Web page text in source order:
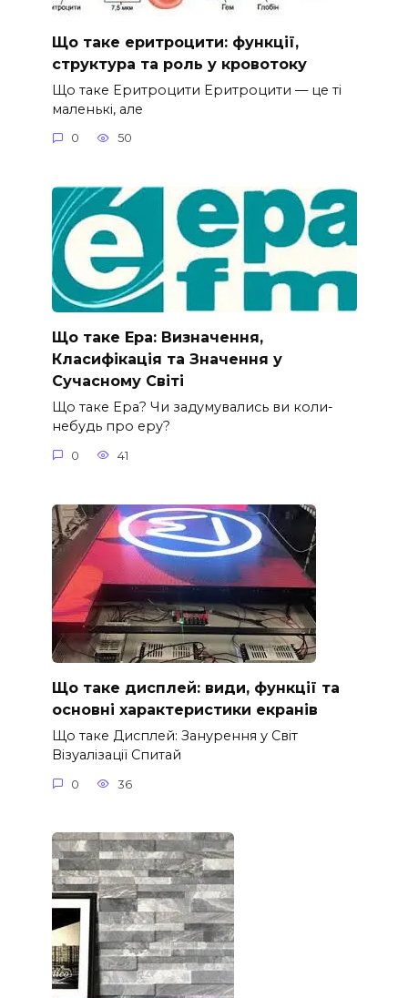
Що таке еритроцити: функції,
структура та роль у кровотоку
Що таке Еритроцити Еритроцити — це ті
маленькі, але
0 50
Що таке Ера: Визначення,
Класифікація та Значення у
Сучасному Світі
Що таке Ера? Чи задумувались ви коли-
небудь про еру?
0 41
Що таке дисплей: види, функції та
основні характеристики екранів
Що таке Дисплей: Занурення у Світ
Візуалізації Спитай
0 36